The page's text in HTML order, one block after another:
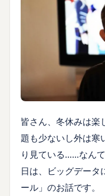
皆さん、冬休みは
題も少ないし外は寒
り見ている……なん
日は、ビッグデータ
ール」のお話です。